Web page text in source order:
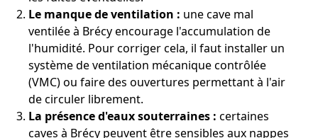
Le manque de ventilation : une cave mal
ventilée à Brécy encourage l'accumulation de
l'humidité. Pour corriger cela, il faut installer un
système de ventilation mécanique contrôlée
(VMC) ou faire des ouvertures permettant à l'air
de circuler librement.
La présence d'eaux souterraines : certaines
caves à Brécy peuvent être sensibles aux nappes